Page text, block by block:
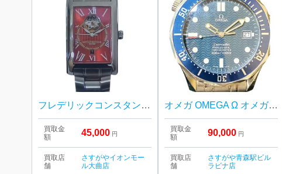
フレデリックコンスタント 時計
買取金
額
45,000 円
買取店
舗
さすがやイオンモー
ル大曲店
オメガ OMEGA Ω オメガ シーマスター プロフェッショナル 300M
買取金
額
90,000 円
買取店
舗
さすがや青森駅ビル
ラビナ店